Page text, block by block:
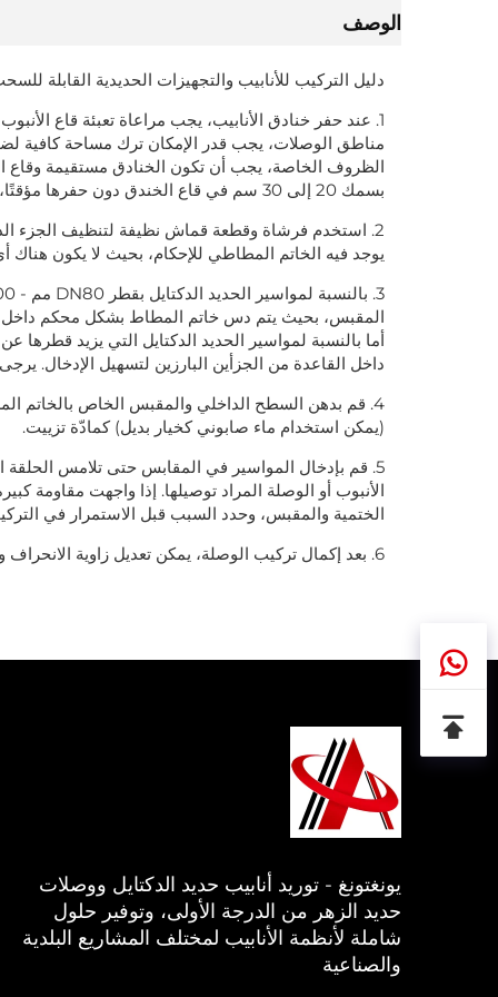
الوصف
دليل التركيب للأنابيب والتجهيزات الحديدية القابلة
1. عند حفر خنادق الأنابيب، يجب مراعاة تعبئة قاع
مناطق الوصلات، يجب قدر الإمكان ترك مساحة كافية
الظروف الخاصة، يجب أن تكون الخنادق مستقيمة وقاع
بسمك 20 إلى 30 سم في قاع الخندق دون حفرها مؤقتًا، ويتم تنظيفها يدويًا إلى المناسيب المطلوبة.
2. استخدم فرشاة وقطعة قماش نظيفة لتنظيف الجزء
يوجد فيه الخاتم المطاطي للإحكام، بحيث لا يكون هناك
المقبس، بحيث يتم دس خاتم المطاط بشكل محكم داخل
داخل القاعدة من الجزأين البارزين لتسهيل الإدخال.
4. قم بدهن السطح الداخلي والمقبس الخاص بالخاتم
(يمكن استخدام ماء صابوني كخيار بديل) كمادّة تزييت.
5. قم بإدخال المواسير في المقابس حتى تلامس
الأنبوب أو الوصلة المراد توصيلها. إذا واجهت مقاومة
الختمية والمقبس، وحدد السبب قبل الاستمرار في
6. بعد إكمال تركيب الوصلة، يمكن تعديل زاوية الانحراف وفقًا لقطر الأنبوب.
يونغتونغ - توريد أنابيب حديد الدكتايل ووصلات
حديد الزهر من الدرجة الأولى، وتوفير حلول
شاملة لأنظمة الأنابيب لمختلف المشاريع البلدية
والصناعية